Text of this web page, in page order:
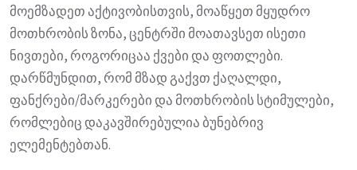
მოემზადეთ აქტივობისთვის, მოაწყეთ მყუდრო
მოთხრობის ზონა, ცენტრში მოათავსეთ ისეთი
ნივთები, როგორიცაა ქვები და ფოთლები.
დარწმუნდით, რომ მზად გაქვთ ქაღალდი,
ფანქრები/მარკერები და მოთხრობის სტიმულები,
რომლებიც დაკავშირებულია ბუნებრივ
ელემენტებთან.